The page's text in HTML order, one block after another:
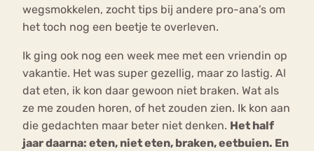
wegsmokkelen, zocht tips bij andere pro-ana’s om
het toch nog een beetje te overleven.
Ik ging ook nog een week mee met een vriendin op
vakantie. Het was super gezellig, maar zo lastig. Al
dat eten, ik kon daar gewoon niet braken. Wat als
ze me zouden horen, of het zouden zien. Ik kon aan
die gedachten maar beter niet denken. Het half
jaar daarna: eten, niet eten, braken, eetbuien. En